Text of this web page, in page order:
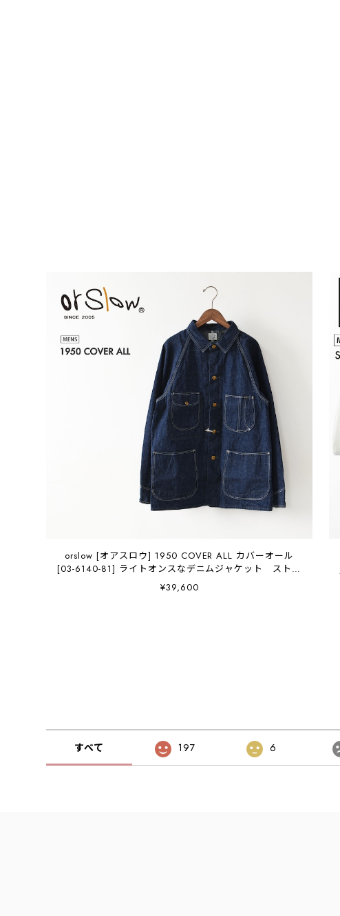
orslow [オアスロウ] 1950 COVER ALL カバーオール
[03-6140-81] ライトオンスなデニムジャケット ストア
系ビンテージ好き必見 MEN'S / LADY'S [2026AW]
¥39,600
すべて 197 6